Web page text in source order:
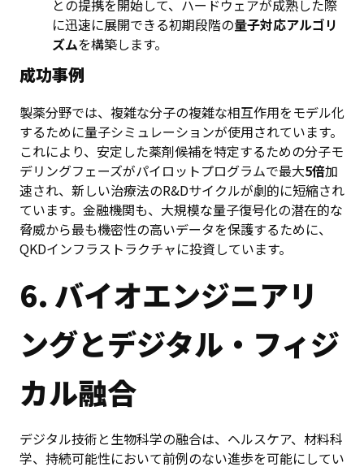
との提携を開始して、ハードウェアが成熟した際
に迅速に展開できる初期段階の量子対応アルゴリ
ズムを構築します。
成功事例
製薬分野では、複雑な分子の複雑な相互作用をモデル化
するために量子シミュレーションが使用されています。
これにより、安定した薬剤候補を特定するための分子モ
デリングフェーズがパイロットプログラムで最大5倍加
速され、新しい治療法のR&Dサイクルが劇的に短縮され
ています。金融機関も、大規模な量子復号化の潜在的な
脅威から最も機密性の高いデータを保護するために、
QKDインフラストラクチャに投資しています。
6. バイオエンジニアリ
ングとデジタル・フィジ
カル融合
デジタル技術と生物科学の融合は、ヘルスケア、材料科
学、持続可能性において前例のない進歩を可能にしてい